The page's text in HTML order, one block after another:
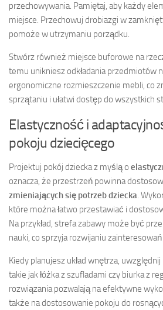
przechowywania. Pamiętaj, aby każdy
miejsce. Przechowuj drobiazgi w
pomoże w utrzymaniu porządku.
Stwórz również miejsce buforowe na
temu unikniesz odkładania przedmiotów
ergonomiczne rozmieszczenie mebli, co
sprzątaniu i ułatwi dostęp do wszystkich
Elastyczność i
pokoju dziecięcego
Projektuj pokój dziecka z myślą o
oznacza, że przestrzeń powinna
zmieniających się potrzeb dziecka.
które można łatwo przestawiać i
Na przykład, strefa zabawy może być
nauki, co sprzyja rozwijaniu
Kiedy planujesz układ wnętrza,
takie jak łóżka z szufladami czy biurka z
rozwiązania pozwalają na efektywne
także na dostosowanie pokoju do